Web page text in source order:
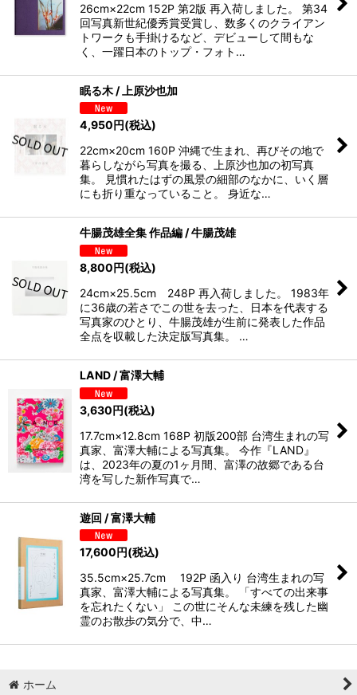
26cm×22cm 152P 第2版 再入荷しました。 第34
回写真新世紀優秀賞受賞し、数多くのクライアン
トワークも手掛けるなど、デビューして間もな
く、一躍日本のトップ・フォト…
眠る木 / 上原沙也加
4,950円(税込)
22cm×20cm 160P 沖縄で生まれ、再びその地で
暮らしながら写真を撮る、上原沙也加の初写真
集。 見慣れたはずの風景の細部のなかに、いく層
にも折り重なっていること。 身近な…
牛腸茂雄全集 作品編 / 牛腸茂雄
8,800円(税込)
24cm×25.5cm 248P 再入荷しました。 1983年
に36歳の若さでこの世を去った、日本を代表する
写真家のひとり、牛腸茂雄が生前に発表した作品
全点を収載した決定版写真集。 …
LAND / 富澤大輔
3,630円(税込)
17.7cm×12.8cm 168P 初版200部 台湾生まれの写
真家、富澤大輔による写真集。 今作『LAND』
は、2023年の夏の1ヶ月間、富澤の故郷である台
湾を写した新作写真で…
遊回 / 富澤大輔
17,600円(税込)
35.5cm×25.7cm 192P 函入り 台湾生まれの写
真家、富澤大輔による写真集。 「すべての出来事
を忘れたくない」 この世にそんな未練を残した幽
霊のお散歩の気分で、中…
ホーム